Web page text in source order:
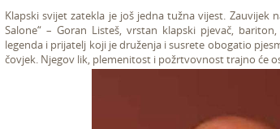
Klapski svijet zatekla je još jedna tužna vijest. Zauvijek
Salone“ – Goran Listeš, vrstan klapski pjevač,
legenda i prijatelj koji je druženja i susrete obogatio
čovjek. Njegov lik, plemenitost i požrtvovnost trajno će